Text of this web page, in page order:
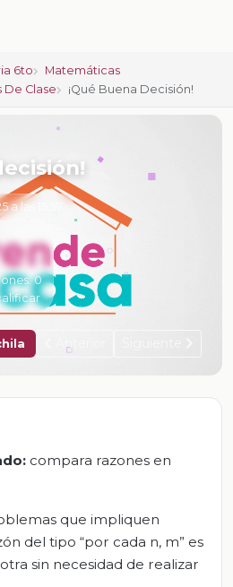
6to
Matemáticas
De Clase ¡Qué Buena Decisión!
las 15:57
0
Anterior
compara razones en
que impliquen
del tipo “por cada n, m” es
sin necesidad de realizar